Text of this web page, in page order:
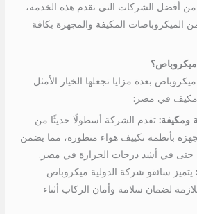
من أفضل الشركات التي تقدم هذه الخدمة،
الميكروباصات المكيفة والمجهزة بكافة
ميكروباص؟
بعدة مزايا تجعلها الخيار الأمثل
مكيف في مصر:
ومكيفة: تقدم الشركة أسطولًا حديثًا من
بأنظمة تكييف هواء متطورة، مما يضمن
حتى في أشد درجات الحرارة في مصر.
يتميز سائقو شركة الدولية ميكروباص
لضمان سلامة وأمان الركاب أثناء